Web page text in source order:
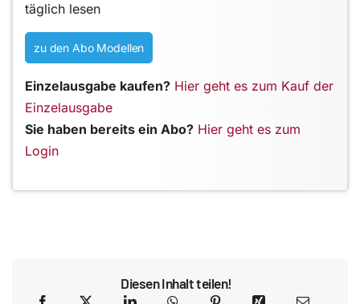
täglich lesen
zu den Abo Modellen
Einzelausgabe kaufen? Hier geht es zum Kauf der
Einzelausgabe
Sie haben bereits ein Abo? Hier geht es zum
Login
Diesen Inhalt teilen!